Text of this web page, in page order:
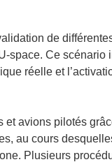
de
space. Ce scénario
réelle et
et avions pilotés
au cours
Plusieurs